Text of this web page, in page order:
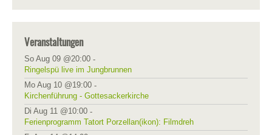
Veranstaltungen
So Aug 09 @20:00 -
Ringelspü live im Jungbrunnen
Mo Aug 10 @19:00 -
Kirchenführung - Gottesackerkirche
Di Aug 11 @10:00 -
Ferienprogramm Tatort Porzellan(ikon): Filmdreh